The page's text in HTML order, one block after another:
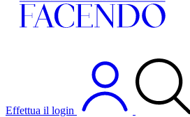
Effettua il login